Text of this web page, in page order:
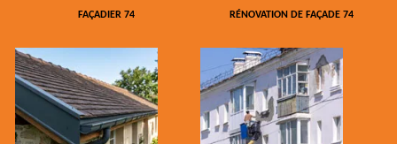
FAÇADIER 74 RÉNOVATION DE FAÇADE 74